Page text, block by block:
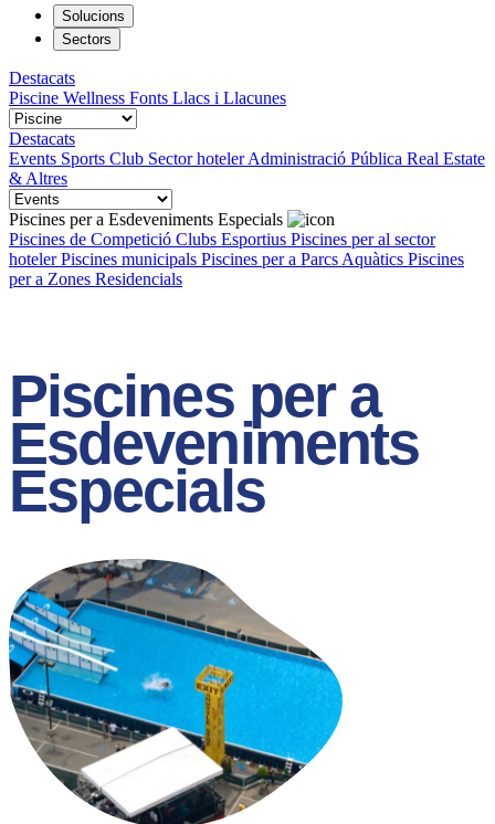
Solucions
Sectors
Destacats
Piscine Wellness Fonts Llacs i Llacunes
Destacats
Events Sports Club Sector hotelerAdministració Pública Real Estate
& Altres
Piscines per a Esdeveniments Especials
Piscines de Competició Clubs Esportius Piscines per al sector
hotelerPiscines municipals Piscines per a Parcs Aquàtics Piscines
per a Zones Residencials
Piscines per a
Esdeveniments
Especials